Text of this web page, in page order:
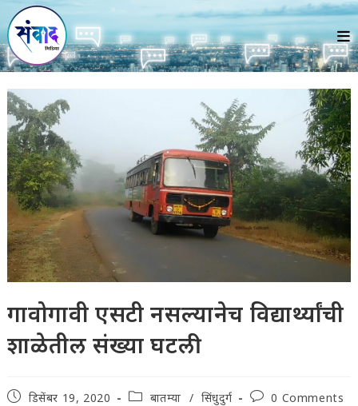
Skip
to
content
गावोगावी एसटी नसल्यानेच विद्यार्थ्यांची
शाळेतील संख्या घटली
Postडिसेंबर 19, 2020
Postबातम्या / सिंधुदुर्ग
Post0 Comments